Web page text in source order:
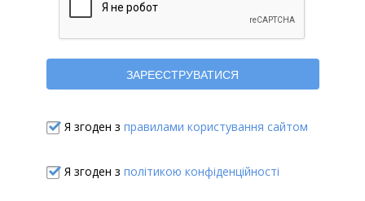
Я згоден з правилами користування сайтом
Я згоден з політикою конфіденційності